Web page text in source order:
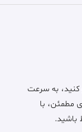
کنید، به سرعت
مطمئن، با
باشید.